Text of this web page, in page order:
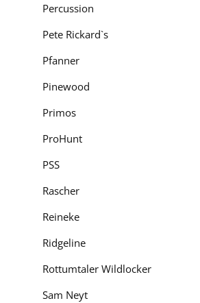
Percussion
Pete Rickard`s
Pfanner
Pinewood
Primos
ProHunt
PSS
Rascher
Reineke
Ridgeline
Rottumtaler Wildlocker
Sam Neyt